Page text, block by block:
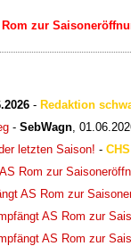
zur
- Redaktion
- SebWagn
letzten Saison! - CHS
Rom zur
AS Rom zur
AS Rom zur
AS Rom zur